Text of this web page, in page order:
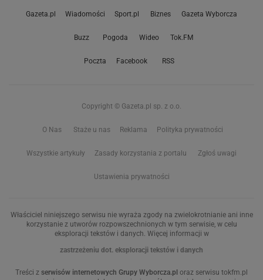
Gazeta.pl Wiadomości Sport.pl Biznes Gazeta Wyborcza
Buzz Pogoda Wideo Tok.FM
Poczta Facebook RSS
Copyright © Gazeta.pl sp. z o.o.
O Nas Staże u nas Reklama Polityka prywatności
Wszystkie artykuły Zasady korzystania z portalu Zgłoś uwagi
Ustawienia prywatności
Właściciel niniejszego serwisu nie wyraża zgody na zwielokrotnianie ani inne
korzystanie z utworów rozpowszechnionych w tym serwisie, w celu
eksploracji tekstów i danych. Więcej informacji w
zastrzeżeniu dot. eksploracji tekstów i danych
Treści z serwisów internetowych Grupy Wyborcza.pl oraz serwisu tokfm.pl